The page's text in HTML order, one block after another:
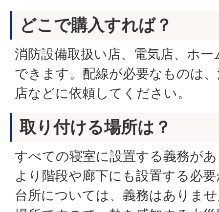
どこで購入すれば？
消防設備取扱い店、電気店、ホ
できます。配線が必要なものは
店などに依頼してください。
取り付ける場所は？
すべての寝室に設置する義務が
より階段や廊下にも設置する必
台所については、義務はありま